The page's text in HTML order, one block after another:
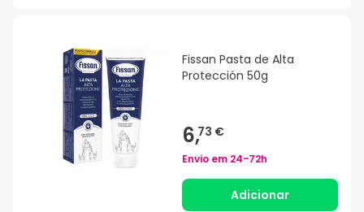
Fissan Pasta de Alta
Protección 50g
6,73 €
Envio em 24-72h
Adicionar